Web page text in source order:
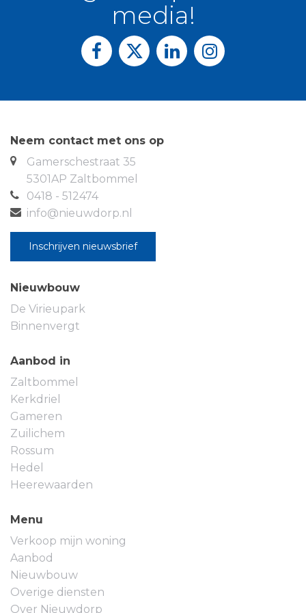
Overig: De woning dateert van 1969, maar in de
afgelopen jaren zijn verschillende onderdelen
vernieuwd. De woning verkeert in een keurige staat
waard.
media!
Neem contact met ons op
Gamerschestraat 35
5301AP Zaltbommel
0418 - 512474
info@nieuwdorp.nl
Inschrijven nieuwsbrief
Nieuwbouw
De Virieupark
Binnenvergt
Aanbod in
Zaltbommel
Kerkdriel
Gameren
Zuilichem
Rossum
Hedel
Heerewaarden
Menu
Verkoop mijn woning
Aanbod
Nieuwbouw
Overige diensten
Over Nieuwdorp